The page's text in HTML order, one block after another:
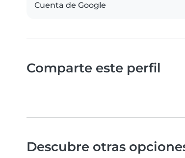
Cuenta de Google
Comparte este perfil
Descubre otras